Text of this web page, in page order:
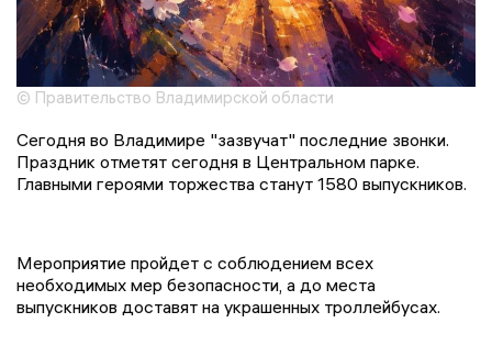
© Правительство Владимирской области
Сегодня во Владимире "зазвучат" последние звонки.
Праздник отметят сегодня в Центральном парке.
Главными героями торжества станут 1580 выпускников.
Мероприятие пройдет с соблюдением всех
необходимых мер безопасности, а до места
выпускников доставят на украшенных троллейбусах.